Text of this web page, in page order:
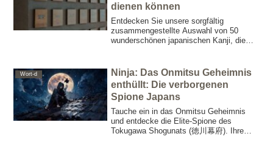
dienen können
Entdecken Sie unsere sorgfältig
zusammengestellte Auswahl von 50
wunderschönen japanischen Kanji, die
modernem Stil.
Wort-d
Ninja: Das Onmitsu Geheimnis
enthüllt: Die verborgenen
Spione Japans
Tauche ein in das Onmitsu Geheimnis
und entdecke die Elite-Spione des
Tokugawa Shogunats (徳川幕府). Ihre